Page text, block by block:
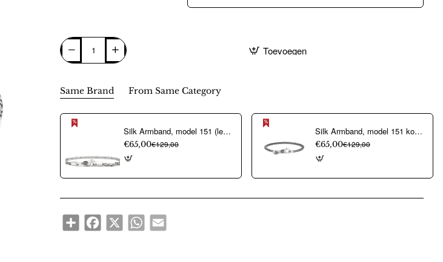
Toevoegen
Same Brand From Same Category
Silk Armband, model 151 (lengte 20cm) - 17474
€65,00€129,00
Silk Armband, model 151 koningsschakel 2,8mm.(dikte: 2,8mm.- lengte 21cm) - 20087
€65,00€129,00
ShareFacebook
X WhatsAppEmail